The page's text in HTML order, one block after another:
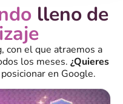
lleno de
con el que atraemos a
los meses. ¿Quieres
en Google.